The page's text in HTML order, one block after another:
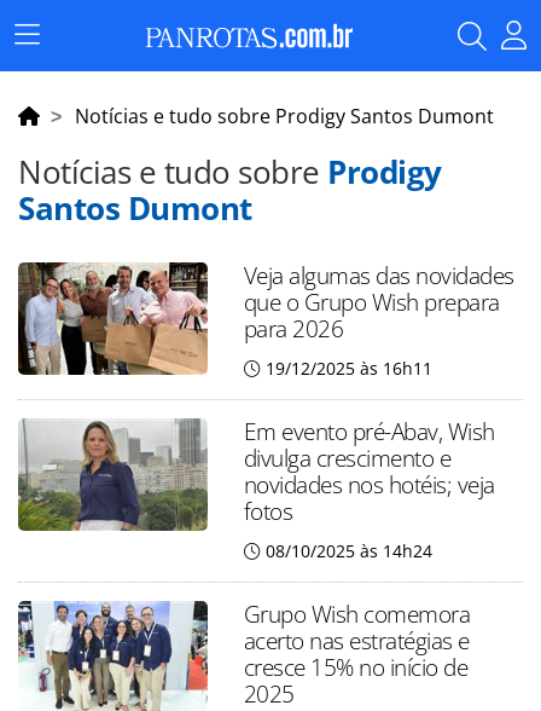
Menu
Principal
Notícias e tudo sobre Prodigy Santos Dumont
Notícias e tudo sobre Prodigy
Santos Dumont
Veja algumas das novidades
que o Grupo Wish prepara
para 2026
19/12/2025 às 16h11
Em evento pré-Abav, Wish
divulga crescimento e
novidades nos hotéis; veja
fotos
08/10/2025 às 14h24
Grupo Wish comemora
acerto nas estratégias e
cresce 15% no início de
2025